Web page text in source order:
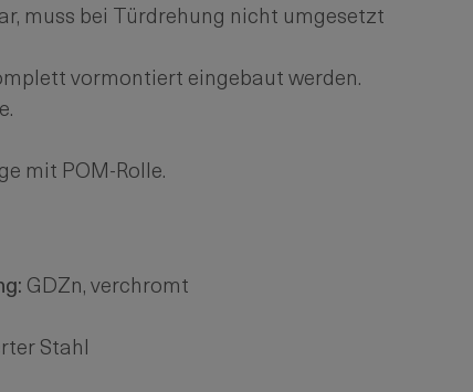
muss bei Türdrehung nicht umgesetzt
vormontiert eingebaut werden.
mit POM-Rolle.
GDZn, verchromt
Stahl